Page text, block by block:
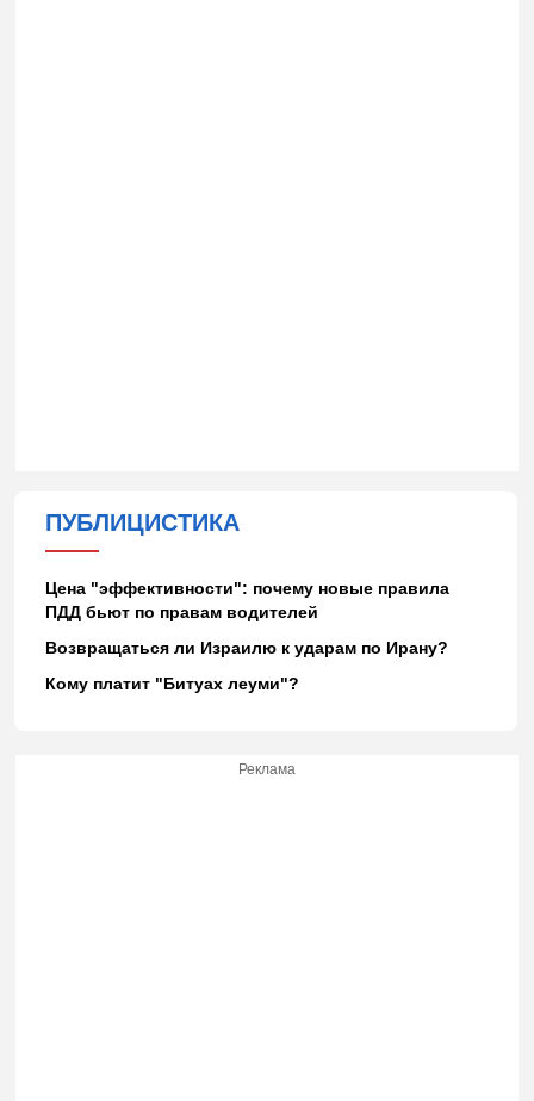
ПУБЛИЦИСТИКА
Цена "эффективности": почему новые правила
ПДД бьют по правам водителей
Возвращаться ли Израилю к ударам по Ирану?
Кому платит "Битуах леуми"?
Реклама